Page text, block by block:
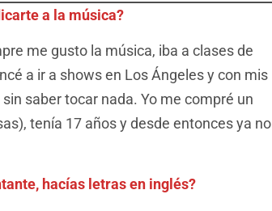
a la música?
me gusto la música, iba a clases de
a ir a shows en Los Ángeles y con mis
saber tocar nada. Yo me compré un
tenía 17 años y desde entonces ya no
hacías letras en inglés?